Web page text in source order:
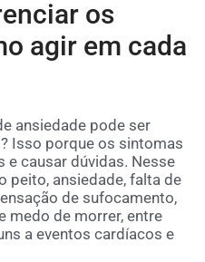
os
agir em cada
ansiedade pode ser
Isso porque os sintomas
causar dúvidas. Nesse
peito, ansiedade, falta de
de sufocamento,
medo de morrer, entre
a eventos cardíacos e